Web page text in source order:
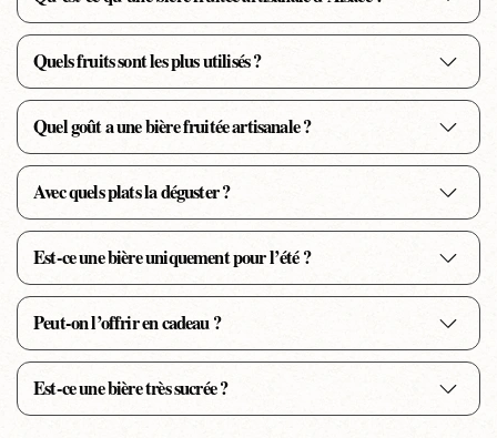
Quels fruits sont les plus utilisés ?
Quel goût a une bière fruitée artisanale ?
Avec quels plats la déguster ?
Est-ce une bière uniquement pour l’été ?
Peut-on l’offrir en cadeau ?
Est-ce une bière très sucrée ?